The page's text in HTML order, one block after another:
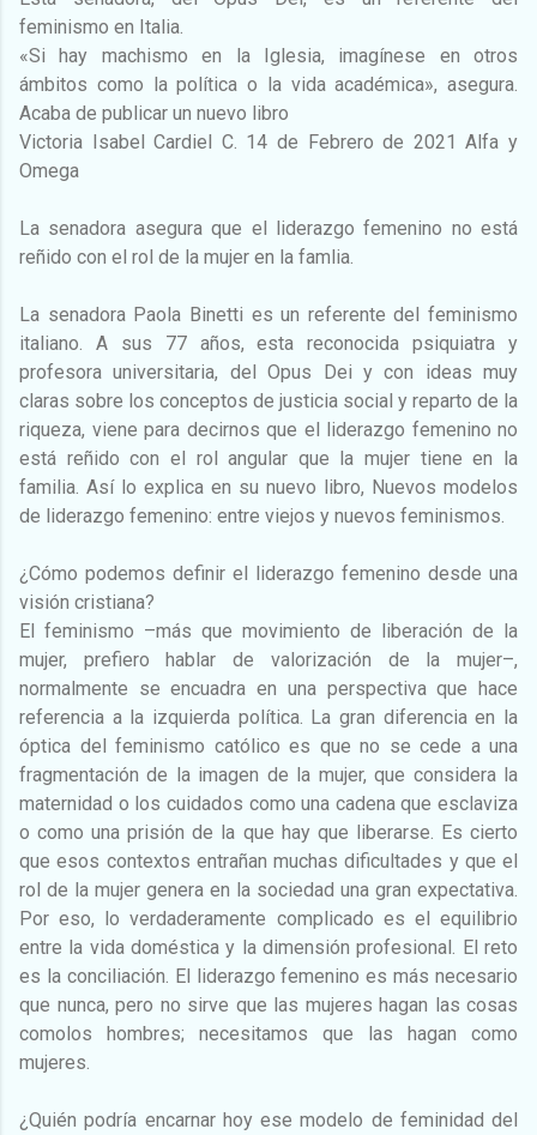
feminismo en Italia.
«Si hay machismo en la Iglesia, imagínese en otros
ámbitos como la política o la vida académica», asegura.
Acaba de publicar un nuevo libro
Victoria Isabel Cardiel C. 14 de Febrero de 2021 Alfa y
Omega
La senadora asegura que el liderazgo femenino no está
reñido con el rol de la mujer en la famlia.
La senadora Paola Binetti es un referente del feminismo
italiano. A sus 77 años, esta reconocida psiquiatra y
profesora universitaria, del Opus Dei y con ideas muy
claras sobre los conceptos de justicia social y reparto de la
riqueza, viene para decirnos que el liderazgo femenino no
está reñido con el rol angular que la mujer tiene en la
familia. Así lo explica en su nuevo libro, Nuevos modelos
de liderazgo femenino: entre viejos y nuevos feminismos.
¿Cómo podemos definir el liderazgo femenino desde una
visión cristiana?
El feminismo –más que movimiento de liberación de la
mujer, prefiero hablar de valorización de la mujer–,
normalmente se encuadra en una perspectiva que hace
referencia a la izquierda política. La gran diferencia en la
óptica del feminismo católico es que no se cede a una
fragmentación de la imagen de la mujer, que considera la
maternidad o los cuidados como una cadena que esclaviza
o como una prisión de la que hay que liberarse. Es cierto
que esos contextos entrañan muchas dificultades y que el
rol de la mujer genera en la sociedad una gran expectativa.
Por eso, lo verdaderamente complicado es el equilibrio
entre la vida doméstica y la dimensión profesional. El reto
es la conciliación. El liderazgo femenino es más necesario
que nunca, pero no sirve que las mujeres hagan las cosas
comolos hombres; necesitamos que las hagan como
mujeres.
¿Quién podría encarnar hoy ese modelo de feminidad del